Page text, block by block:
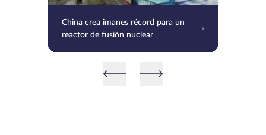
China crea imanes récord para un
reactor de fusión nuclear